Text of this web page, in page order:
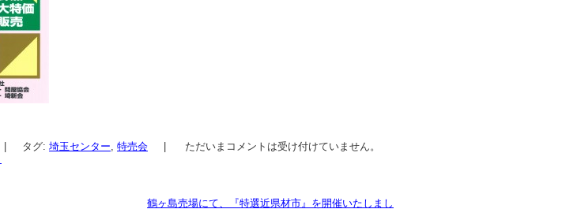
タグ: 埼玉センター, 特売会
ただいまコメントは受け付けていません。
鶴ヶ島売場にて、『特選近県材市』を開催いたしまし